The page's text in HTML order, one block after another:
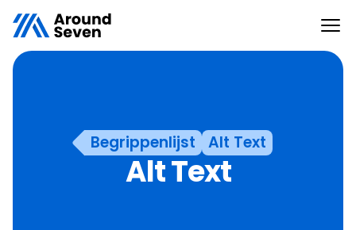
Begrippenlijst Alt Text
Alt Text